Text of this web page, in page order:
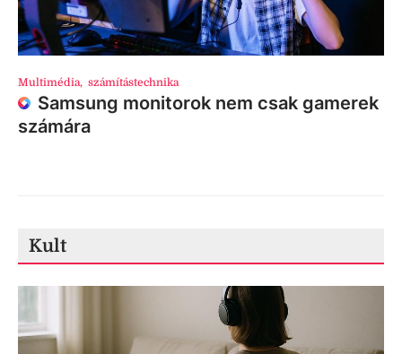
Multimédia, számítástechnika
Samsung monitorok nem csak gamerek
számára
Kult